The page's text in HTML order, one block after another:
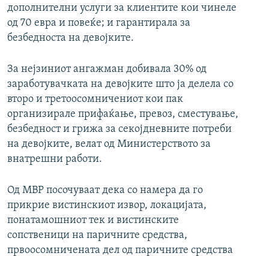
дополнителни услуги за клиентите кои чинеле
од 70 евра и повеќе; и гарантирала за
безбедноста на девојките.
За нејзиниот ангажман добивала 30% од
заработувачката на девојките што ја делела со
второ и третоосомничениот кои пак
организирале прифаќање, превоз, сместување,
безбедност и грижа за секојдневните потреби
на девојките, велат од Министерството за
внатрешни работи.
Од МВР посочуваат дека со намера да го
прикрие вистинскиот извор, локацијата,
понатамошниот тек и вистинските
сопственици на паричните средства,
првоосомничената дел од паричните средства